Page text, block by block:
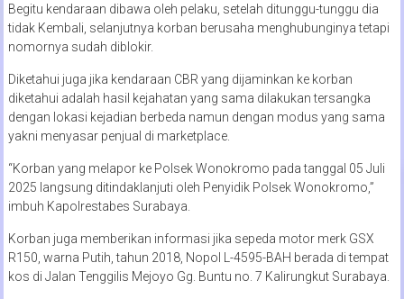
Begitu kendaraan dibawa oleh pelaku, setelah ditunggu-tunggu dia
tidak Kembali, selanjutnya korban berusaha menghubunginya tetapi
nomornya sudah diblokir.
Diketahui juga jika kendaraan CBR yang dijaminkan ke korban
diketahui adalah hasil kejahatan yang sama dilakukan tersangka
dengan lokasi kejadian berbeda namun dengan modus yang sama
yakni menyasar penjual di marketplace.
“Korban yang melapor ke Polsek Wonokromo pada tanggal 05 Juli
2025 langsung ditindaklanjuti oleh Penyidik Polsek Wonokromo,”
imbuh Kapolrestabes Surabaya.
Korban juga memberikan informasi jika sepeda motor merk GSX
R150, warna Putih, tahun 2018, Nopol L-4595-BAH berada di tempat
kos di Jalan Tenggilis Mejoyo Gg. Buntu no. 7 Kalirungkut Surabaya.